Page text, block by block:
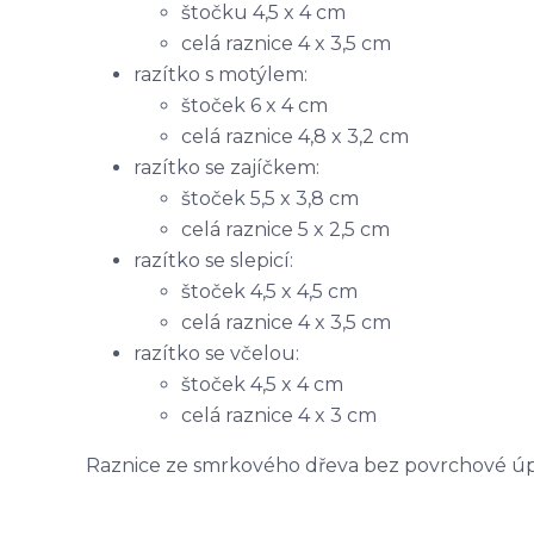
štočku 4,5 x 4 cm
celá raznice 4 x 3,5 cm
razítko s motýlem:
štoček 6 x 4 cm
celá raznice 4,8 x 3,2 cm
razítko se zajíčkem:
štoček 5,5 x 3,8 cm
celá raznice 5 x 2,5 cm
razítko se slepicí:
štoček 4,5 x 4,5 cm
celá raznice 4 x 3,5 cm
razítko se včelou:
štoček 4,5 x 4 cm
celá raznice 4 x 3 cm
Raznice ze smrkového dřeva bez povrchové